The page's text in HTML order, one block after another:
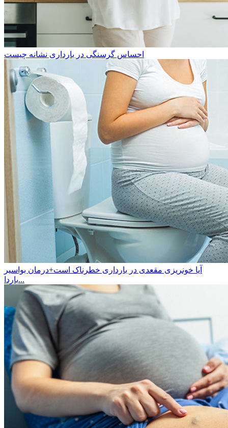
احساس گرسنگی در بارداری نشانه چیست
آیا خونریزی مقعدی در بارداری خطرناک است+درمان بواسیر
باردا...